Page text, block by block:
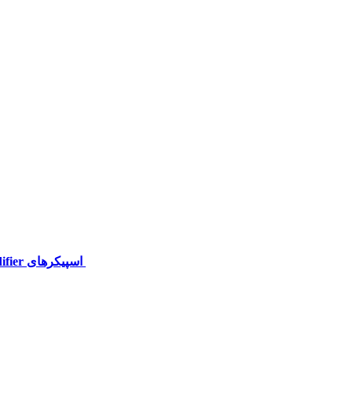
اسپیکرهای Edifier